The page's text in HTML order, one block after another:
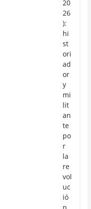
20
26
):
hi
st
ori
ad
or
y
mi
lit
an
te
po
r
la
re
vol
uc
ió